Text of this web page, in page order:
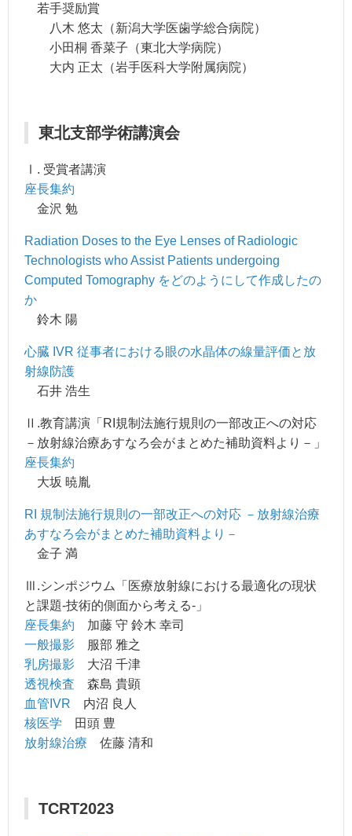
若手奨励賞
八木 悠太（新潟大学医歯学総合病院）
小田桐 香菜子（東北大学病院）
大内 正太（岩手医科大学附属病院）
東北支部学術講演会
Ⅰ. 受賞者講演
座長集約
金沢 勉
Radiation Doses to the Eye Lenses of Radiologic
Technologists who Assist Patients undergoing
Computed Tomography をどのようにして作成したの
か
鈴木 陽
心臓 IVR 従事者における眼の水晶体の線量評価と放
射線防護
石井 浩生
Ⅱ.教育講演「RI規制法施行規則の一部改正への対応
－放射線治療あすなろ会がまとめた補助資料より－」
座長集約
大坂 暁胤
RI 規制法施行規則の一部改正への対応 －放射線治療
あすなろ会がまとめた補助資料より－
金子 満
Ⅲ.シンポジウム「医療放射線における最適化の現状
と課題-技術的側面から考える-」
座長集約 加藤 守 鈴木 幸司
一般撮影 服部 雅之
乳房撮影 大沼 千津
透視検査 森島 貴顕
血管IVR 内沼 良人
核医学 田頭 豊
放射線治療 佐藤 清和
TCRT2023